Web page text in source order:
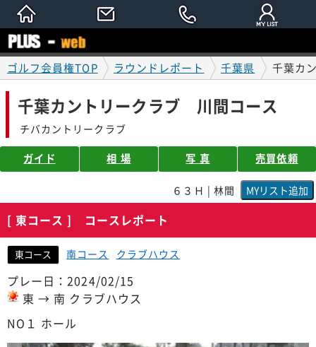
ゴルフ会員権TOP ラウンドレポート 千葉県 千葉カ
千葉カントリークラブ 川間コース
チバカントリークラブ
ガイド 相 場 写 真 売買依頼
６３Ｈ | 林間
[ 東コース ] コースレポート
東コース 南コース クラブハウス
プレー日：2024/02/15
東 → 南 クラブハウス
NO１ ホール